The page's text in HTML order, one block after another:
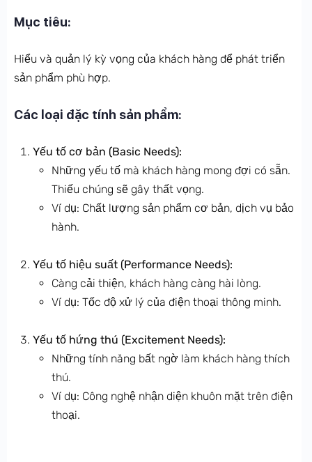
Mục tiêu:
Hiểu và quản lý kỳ vọng của khách hàng để phát triển
sản phẩm phù hợp.
Các loại đặc tính sản phẩm:
Yếu tố cơ bản (Basic Needs):
Những yếu tố mà khách hàng mong đợi có sẵn.
Thiếu chúng sẽ gây thất vọng.
Ví dụ: Chất lượng sản phẩm cơ bản, dịch vụ bảo
hành.
Yếu tố hiệu suất (Performance Needs):
Càng cải thiện, khách hàng càng hài lòng.
Ví dụ: Tốc độ xử lý của điện thoại thông minh.
Yếu tố hứng thú (Excitement Needs):
Những tính năng bất ngờ làm khách hàng thích
thú.
Ví dụ: Công nghệ nhận diện khuôn mặt trên điện
thoại.